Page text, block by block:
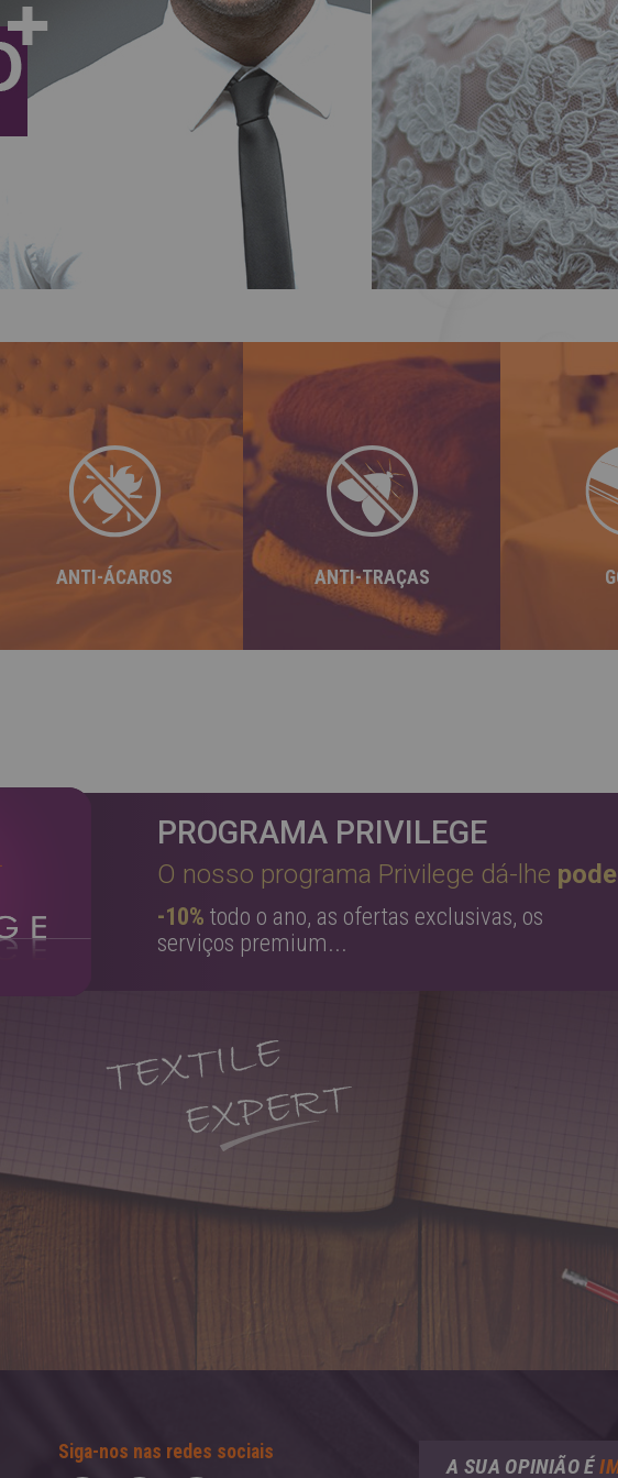
ANTI-ÁCAROS
A 5àsec elimina os ácaros
retidos nas fibras dos
seus têxteis com o auxílio
de produtos inovadores,
prevenindo o risco de
alergias.
ANTI-TRAÇAS
tratamento eficaz e
natural contra as traças
para garantir uma
protecção total dos seus
têxteis e uma higiene
perfeita.
5àsec,
PROGRAMA PRIVILEGE
O nosso programa Privilege dá-lhe
-10% todo o ano, as ofertas exclusivas, os
serviços premium...
Siga-nos nas redes sociais
A SUA OPINIÃO É